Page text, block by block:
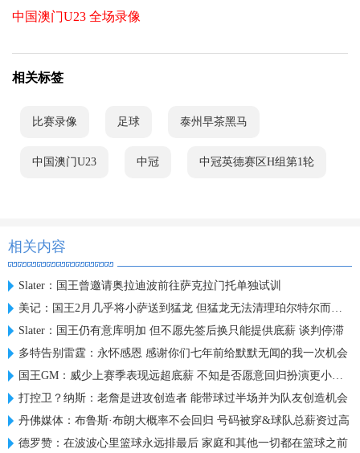
中国澳门U23 全场录像
相关标签
比赛录像 足球 泰州早茶黑马
中国澳门U23 中冠 中冠英德赛区H组第1轮
相关内容
Slater：国王曾邀请奥拉迪波前往萨克拉门托单独试训
美记：国王2月几乎将小萨送到猛龙 但猛龙无法清理珀尔特尔而告吹
Slater：国王仍有意库明加 但不愿先签后换只能提供底薪 谈判停滞
多特告别雷霆：永怀感恩 感谢你们七年前给默默无闻的我一次机会
国王GM：威少上赛季表现远超底薪 不知是否愿意回归扮演更小角色
打控卫？纳斯：老詹是进攻创造者 能带球过半场并为队友创造机会
丹佛媒体：布鲁斯·布朗大概率不会回归 号码被穿&球队总薪资过高
德罗赞：在波波心里篮球永远排最后 家庭和其他一切都在篮球之前